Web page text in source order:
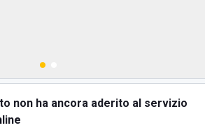
non ha ancora aderito al servizio